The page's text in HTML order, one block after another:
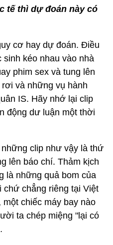
tế thì dự đoán này có
cơ hay dự đoán. Điều
kéo nhau vào nhà
phim sex và tung lên
và những vụ hành
IS. Hãy nhớ lại clip
động dư luận một thời
clip như vậy là thứ
lên báo chí. Thảm kịch
là những quả bom của
chứ chẳng riêng tại Việt
chiếc máy bay nào
ta chép miệng "lại có